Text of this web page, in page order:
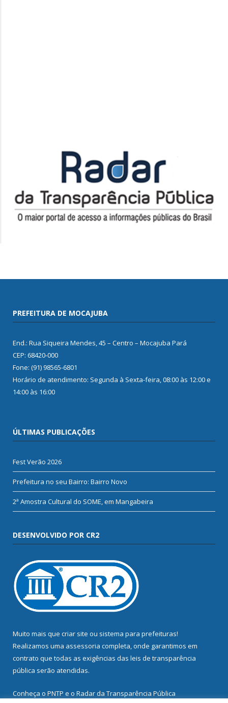
PREFEITURA DE MOCAJUBA
End.: Rua Siqueira Mendes, 45 – Centro – Mocajuba Pará
CEP: 68420-000
Fone: (91) 98565-6801
Horário de atendimento: Segunda à Sexta-feira, 08:00 às 12:00 e
14:00 às 16:00
ÚLTIMAS PUBLICAÇÕES
Fest Verão 2026
Prefeitura no seu Bairro: Bairro Novo
2ª Amostra Cultural do SOME, em Mangabeira
DESENVOLVIDO POR CR2
Muito mais que criar site ou sistema para prefeituras!
Realizamos uma assessoria completa, onde garantimos em
contrato que todas as exigências das leis de transparência
pública serão atendidas.
Conheça o PNTP e o Radar da Transparência Pública